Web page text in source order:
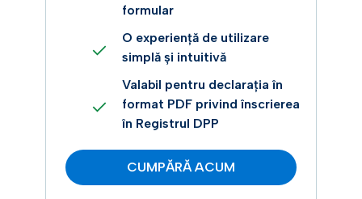
formular
O experiență de utilizare
simplă și intuitivă
Valabil pentru declarația în
format PDF privind înscrierea
în Registrul DPP
CUMPĂRĂ ACUM